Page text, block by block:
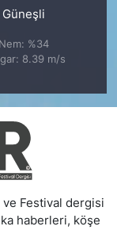
Güneşli
Nem: %34
8.39 m/s
Festival dergisi
haberleri, köşe